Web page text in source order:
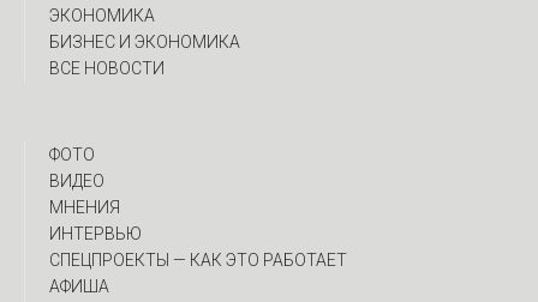
ЭКОНОМИКА
БИЗНЕС И ЭКОНОМИКА
ВСЕ НОВОСТИ
ФОТО
ВИДЕО
МНЕНИЯ
ИНТЕРВЬЮ
CПЕЦПРОЕКТЫ — КАК ЭТО РАБОТАЕТ
АФИША